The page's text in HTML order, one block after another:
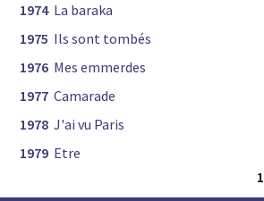
1974 La baraka
1975 Ils sont tombés
1976 Mes emmerdes
1977 Camarade
1978 J'ai vu Paris
1979 Etre